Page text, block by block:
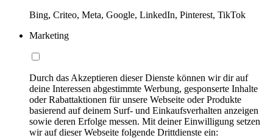
Bing, Criteo, Meta, Google, LinkedIn, Pinterest, TikTok
Marketing
Durch das Akzeptieren dieser Dienste können wir dir auf
deine Interessen abgestimmte Werbung, gesponserte Inhalte
oder Rabattaktionen für unsere Webseite oder Produkte
basierend auf deinem Surf- und Einkaufsverhalten anzeigen
sowie deren Erfolge messen. Mit deiner Einwilligung setzen
wir auf dieser Webseite folgende Drittdienste ein: